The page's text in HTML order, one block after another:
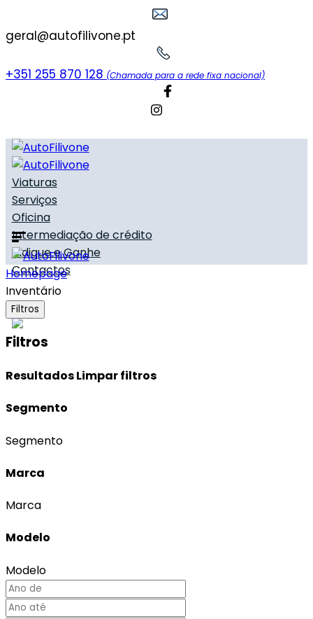
geral@autofilivone.pt
+351 255 870 128 (Chamada para a rede fixa nacional)
Viaturas
Serviços
Oficina
Intermediação de crédito
Indique e Ganhe
Contactos
Homepage
Inventário
Filtros
Filtros
ResultadosLimpar filtros
Segmento
Segmento
Marca
Marca
Modelo
Modelo